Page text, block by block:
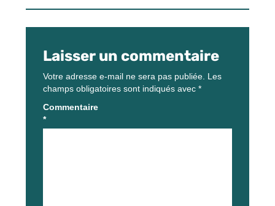
Laisser un commentaire
Votre adresse e-mail ne sera pas publiée. Les
champs obligatoires sont indiqués avec *
Commentaire
*